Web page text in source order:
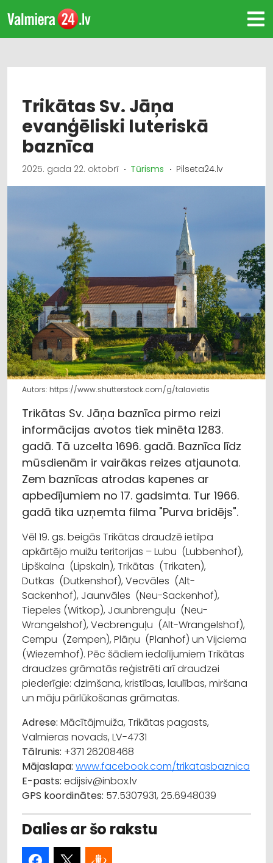
Trikātas Sv. Jāņa
evanģēliski luteriskā
baznīca
2025. gada 22. oktobrī Tūrisms Pilseta24.lv
Autors: https://www.shutterstock.com/g/talavietis
Trikātas Sv. Jāņa baznīca pirmo reizi
informācijas avotos tiek minēta 1283.
gadā. Tā uzcelta 1696. gadā. Baznīca līdz
mūsdienām ir vairākas reizes atjaunota.
Zem baznīcas atrodas kapenes ar
apbedījumiem no 17. gadsimta. Tur 1966.
gadā tika uzņemta filma "Purva bridējs".
Vēl 19. gs. beigās Trikātas draudzē ietilpa
apkārtējo muižu teritorijas – Lubu (Lubbenhof),
Lipškalna (Lipskaln), Trikātas (Trikaten),
Dutkas (Dutkenshof), Vecvāles (Alt-
Sackenhof), Jaunvāles (Neu-Sackenhof),
Tiepeles (Witkop), Jaunbrenguļu (Neu-
Wrangelshof), Vecbrenguļu (Alt-Wrangelshof),
Cempu (Zempen), Plāņu (Planhof) un Vijciema
(Wiezemhof). Pēc šādiem iedalījumiem Trikātas
draudzes grāmatās reģistrēti arī draudzei
piederīgie: dzimšana, kristības, laulības, miršana
un māju pārlūkošanas grāmatas.
Adrese: Mācītājmuiža, Trikātas pagasts,
Valmieras novads, LV-4731
Tālrunis: +371 26208468
Mājaslapa: www.facebook.com/trikatasbaznica
E-pasts: edijsiv@inbox.lv
GPS koordinātes: 57.5307931, 25.6948039
Dalies ar šo rakstu